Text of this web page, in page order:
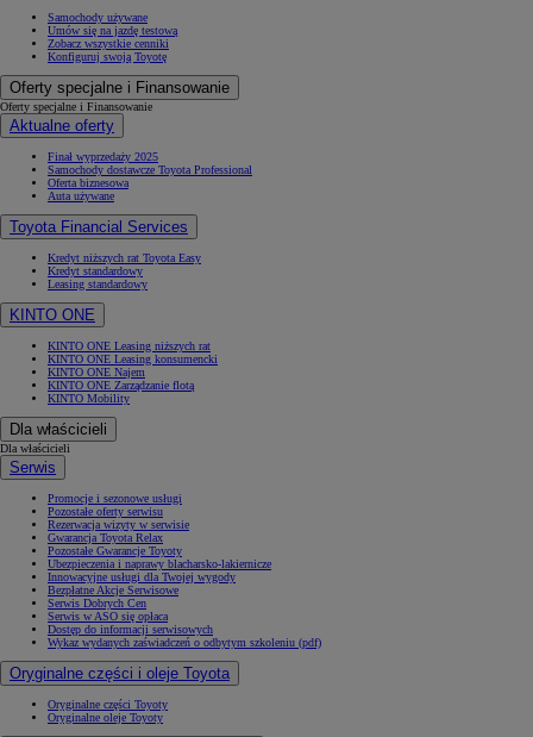
Samochody używane
Umów się na jazdę testową
Zobacz wszystkie cenniki
Konfiguruj swoją Toyotę
Oferty specjalne i Finansowanie
Oferty specjalne i Finansowanie
Aktualne oferty
Finał wyprzedaży 2025
Samochody dostawcze Toyota Professional
Oferta biznesowa
Auta używane
Toyota Financial Services
Kredyt niższych rat Toyota Easy
Kredyt standardowy
Leasing standardowy
KINTO ONE
KINTO ONE Leasing niższych rat
KINTO ONE Leasing konsumencki
KINTO ONE Najem
KINTO ONE Zarządzanie flotą
KINTO Mobility
Dla właścicieli
Dla właścicieli
Serwis
Promocje i sezonowe usługi
Pozostałe oferty serwisu
Rezerwacja wizyty w serwisie
Gwarancja Toyota Relax
Pozostałe Gwarancje Toyoty
Ubezpieczenia i naprawy blacharsko-lakiernicze
Innowacyjne usługi dla Twojej wygody
Bezpłatne Akcje Serwisowe
Serwis Dobrych Cen
Serwis w ASO się opłaca
Dostęp do informacji serwisowych
Wykaz wydanych zaświadczeń o odbytym szkoleniu (pdf)
Oryginalne części i oleje Toyota
Oryginalne części Toyoty
Oryginalne oleje Toyoty